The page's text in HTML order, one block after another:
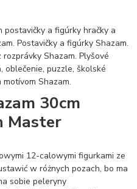
postavičky a figúrky hračky a
Postavičky a figúrky Shazam.
Shazam. Plyšové
oblečenie, puzzle, školské
Shazam.
30cm
Master
12-calowymi figurkami ze
w różnych pozach, bo ma
sobie peleryny